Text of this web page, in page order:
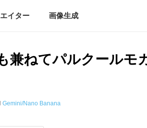
イター 画像生成
兼ねてパルクールモ
Gemini/Nano Banana